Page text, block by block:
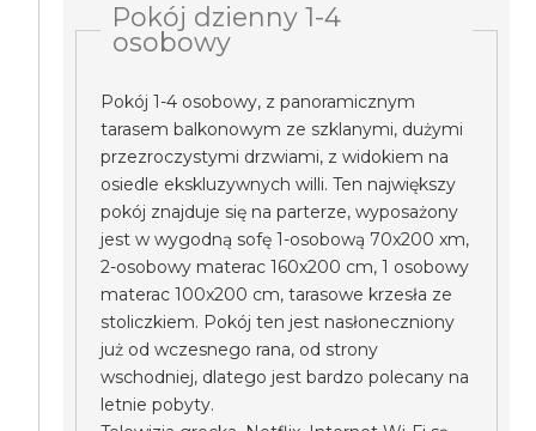
Pokój dzienny 1-4
osobowy
Pokój 1-4 osobowy, z panoramicznym
tarasem balkonowym ze szklanymi, dużymi
przezroczystymi drzwiami, z widokiem na
osiedle ekskluzywnych willi. Ten największy
pokój znajduje się na parterze, wyposażony
jest w wygodną sofę 1-osobową 70x200 xm,
2-osobowy materac 160x200 cm, 1 osobowy
materac 100x200 cm, tarasowe krzesła ze
stoliczkiem. Pokój ten jest nasłoneczniony
już od wczesnego rana, od strony
wschodniej, dlatego jest bardzo polecany na
letnie pobyty.